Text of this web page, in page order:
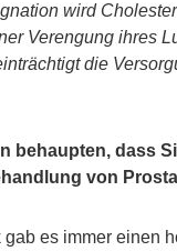
wird
Verengung ihres
die
behaupten, dass
von
es immer einen